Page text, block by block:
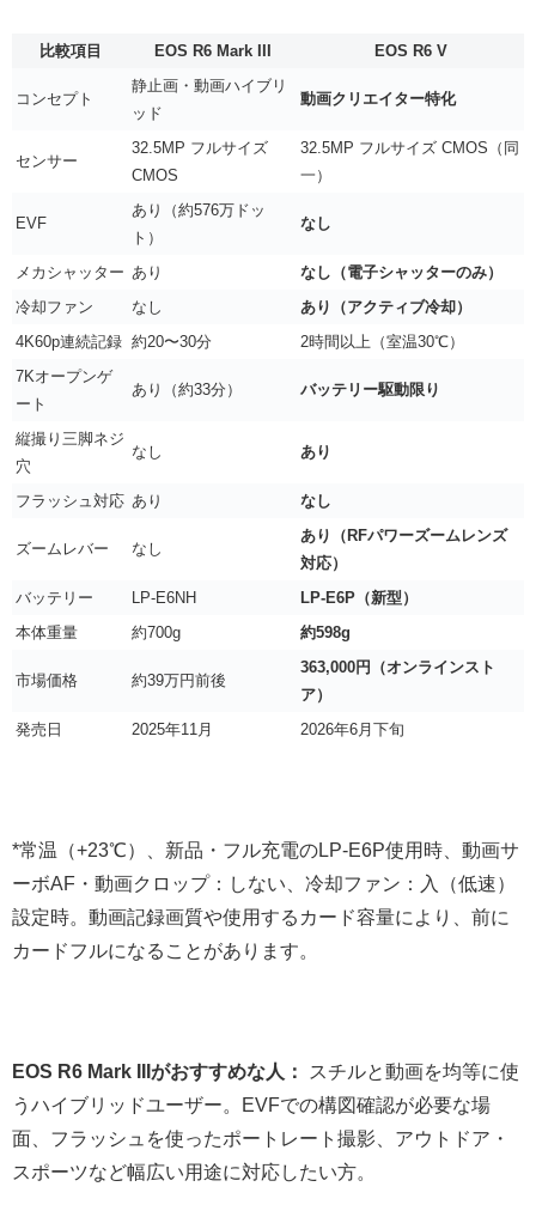
比較項目 EOS R6 Mark III EOS R6 V
コンセプト
静止画・動画ハイブリ
ッド
動画クリエイター特化
センサー
32.5MP フルサイズ
CMOS
32.5MP フルサイズ CMOS（同
一）
EVF
あり（約576万ドッ
ト）
なし
メカシャッター あり
なし（電子シャッターのみ）
冷却ファン
なし
あり（アクティブ冷却）
4K60p連続記録 約20〜30分
2時間以上（室温30℃）
7Kオープンゲ
ート
あり（約33分） バッテリー駆動限り
縦撮り三脚ネジ
穴
なし あり
フラッシュ対応 あり なし
ズームレバー なし
あり（RFパワーズームレンズ
対応）
バッテリー
LP-E6NH
LP-E6P（新型）
本体重量
約700g 約598g
市場価格 約39万円前後
363,000円（オンラインスト
ア）
発売日
2025年11月 2026年6月下旬
*常温（+23℃）、新品・フル充電のLP-E6P使用時、動画サ
ーボAF・動画クロップ：しない、冷却ファン：入（低速）
設定時。動画記録画質や使用するカード容量により、前に
カードフルになることがあります。
EOS R6 Mark IIIがおすすめな人：
スチルと動画を均等に使
うハイブリッドユーザー。EVFでの構図確認が必要な場
面、フラッシュを使ったポートレート撮影、アウトドア・
スポーツなど幅広い用途に対応したい方。